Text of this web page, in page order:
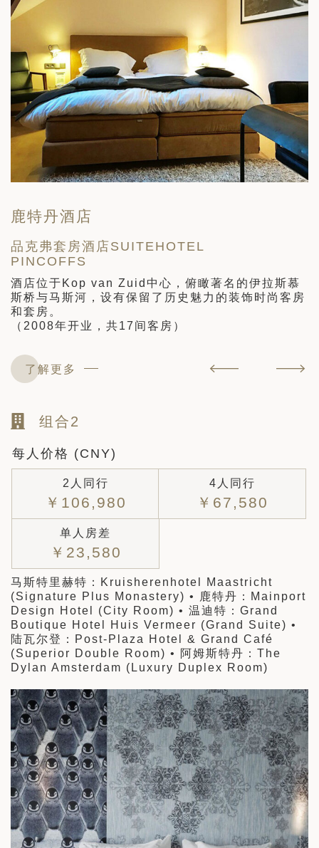
鹿特丹酒店
品克弗套房酒店SUITEHOTEL
PINCOFFS
酒店位于Kop van Zuid中心，俯瞰著名的伊拉斯慕
斯桥与马斯河，设有保留了历史魅力的装饰时尚客房
和套房。
（2008年开业，共17间客房）
了解更多
组合2
每人价格 (CNY)
2人同行
￥106,980
4人同行
￥67,580
单人房差
￥23,580
马斯特里赫特：Kruisherenhotel Maastricht
(Signature Plus Monastery) • 鹿特丹：Mainport
Design Hotel (City Room) • 温迪特：Grand
Boutique Hotel Huis Vermeer (Grand Suite) •
陆瓦尔登：Post-Plaza Hotel & Grand Café
(Superior Double Room) • 阿姆斯特丹：The
Dylan Amsterdam (Luxury Duplex Room)